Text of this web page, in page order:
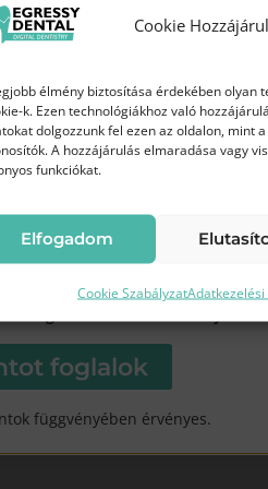
Cookie
élmény biztosítása érdekében olyan
k. Ezen technológiákhoz való
dolgozzunk fel ezen az oldalon, mint
A hozzájárulás elmaradása vagy
funkciókat.
Elfogadom
Cookie Szabályzat
Egressy Dentalnál
45 000 Ft
Frissebb, tisztább
foglalok
függvényében érvényes.